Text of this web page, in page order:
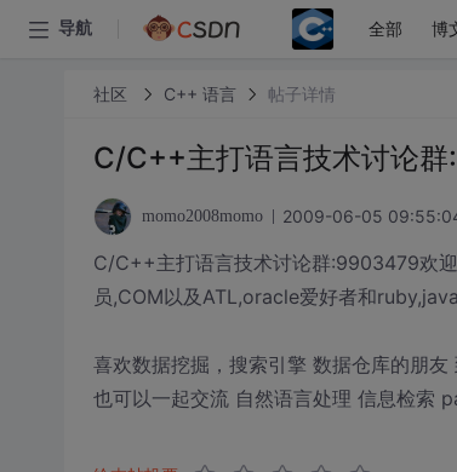
导航 全部 博
社区 C++ 语言 帖子详情
C/C++主打语言技术讨论
momo2008momo 2009-06-05
C/C++主打语言技术讨论群:9903479欢
员,COM以及ATL,oracle爱好者和
喜欢数据挖掘，搜索引擎 数据仓库的朋
也可以一起交流 自然语言处理 信息检索